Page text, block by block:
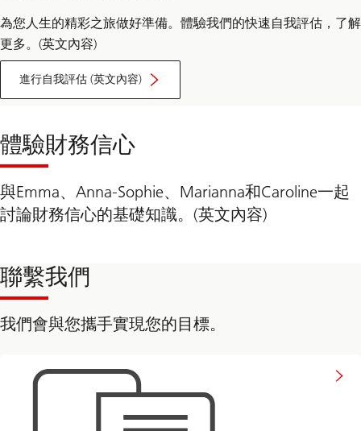
為您人生的精彩之旅做好準備。體驗我們的快速自我評估，了解
更多。(英文內容)
進行自我評估 (英文內容)
Self-
Assessment
體驗財務信心
與Emma、Anna-Sophie、Marianna和Caroline一起
討論財務信心的基礎知識。(英文內容)
聯繫我們
我們會與您攜手實現您的目標。